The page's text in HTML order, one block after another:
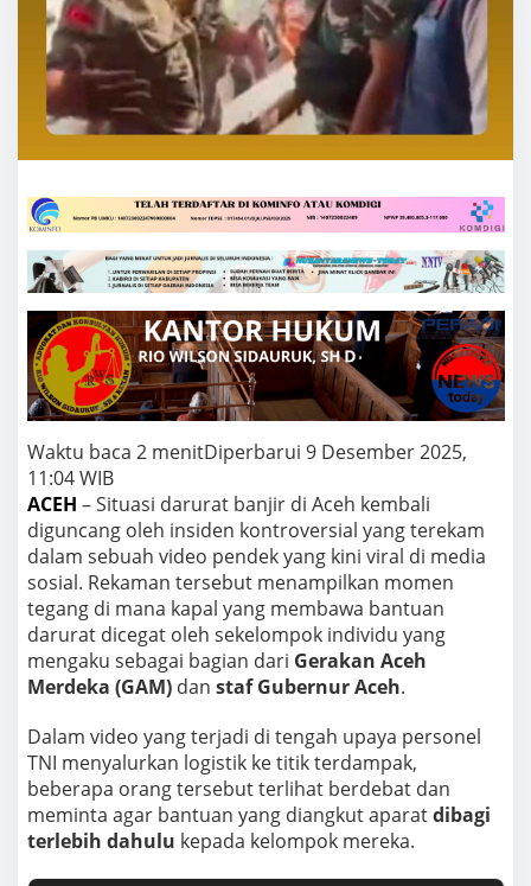
k
n
u
m
M
e
a
k
u
G
A
M
d
a
n
S
t
a
f
b
e
r
n
r
Waktu baca 2 menitDiperbarui 9 Desember 2025,
11:04 WIB
ACEH – Situasi darurat banjir di Aceh kembali
diguncang oleh insiden kontroversial yang terekam
dalam sebuah video pendek yang kini viral di media
sosial. Rekaman tersebut menampilkan momen
tegang di mana kapal yang membawa bantuan
darurat dicegat oleh sekelompok individu yang
mengaku sebagai bagian dari Gerakan Aceh
Merdeka (GAM)dan staf Gubernur Aceh.
Dalam video yang terjadi di tengah upaya personel
TNI menyalurkan logistik ke titik terdampak,
beberapa orang tersebut terlihat berdebat dan
meminta agar bantuan yang diangkut aparatdibagi
terlebih dahulu kepada kelompok mereka.